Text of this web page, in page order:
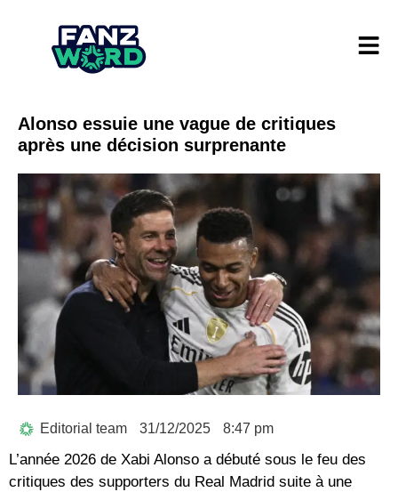
Alonso essuie une vague de critiques
après une décision surprenante
Editorial team 31/12/2025 8:47 pm
L’année 2026 de Xabi Alonso a débuté sous le feu des
critiques des supporters du Real Madrid suite à une